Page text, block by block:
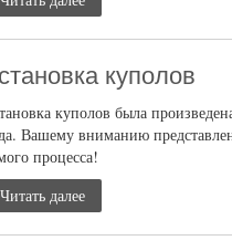
куполов
куполов была
Вашему вниманию
процесса!
Читать далее